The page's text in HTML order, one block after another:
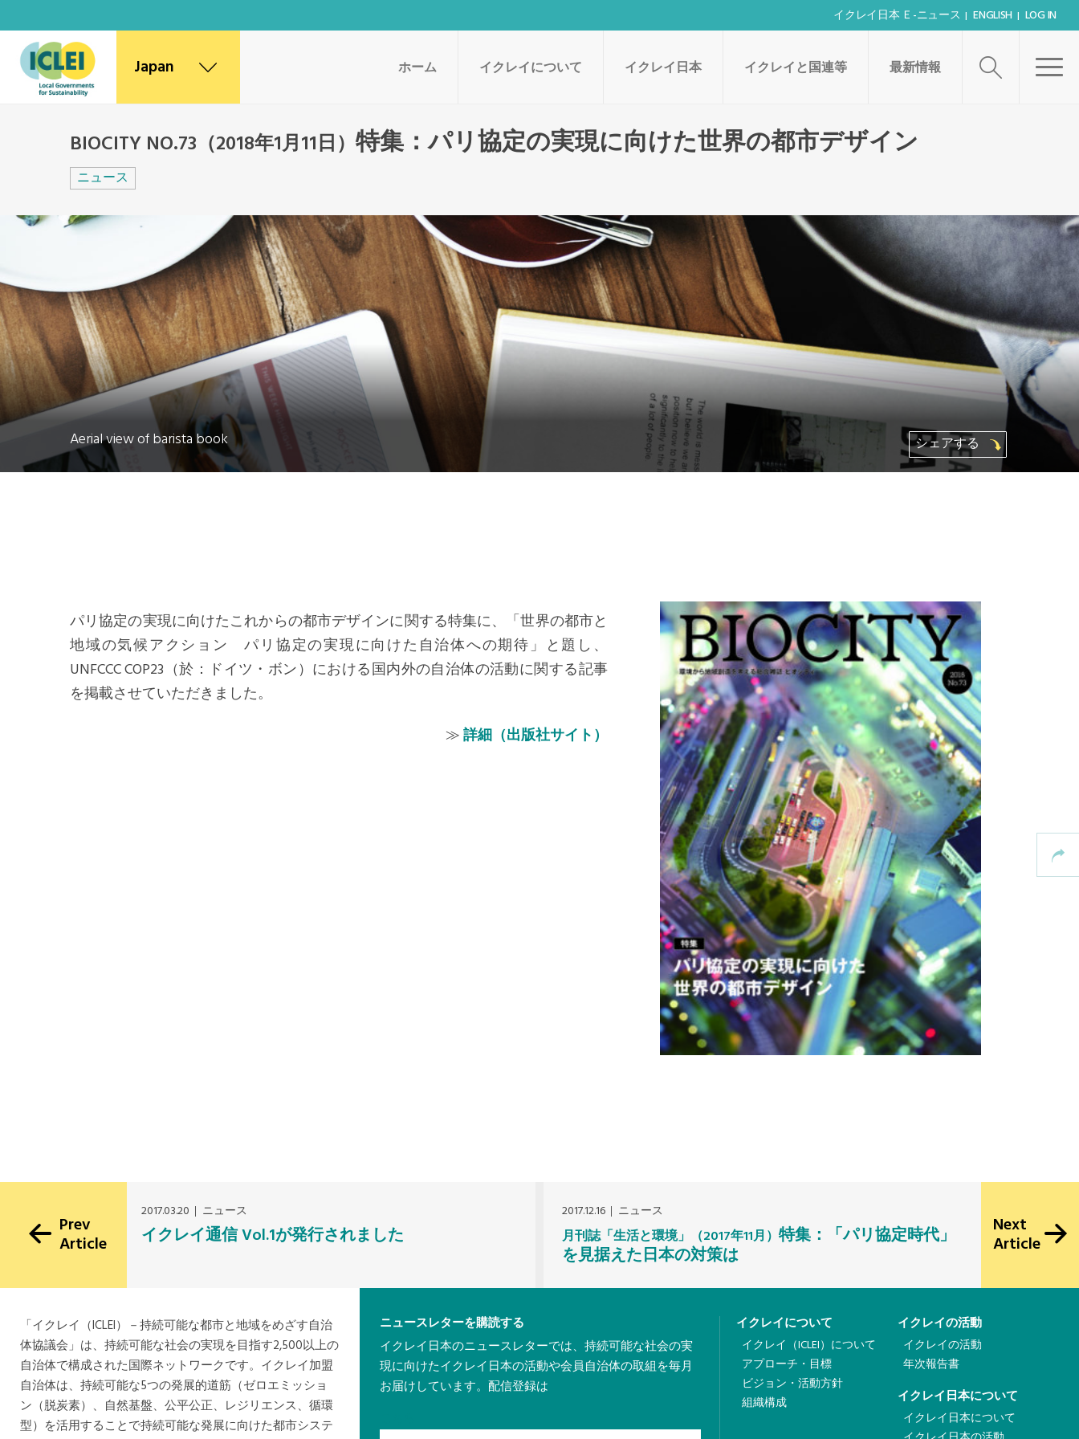
イクレイ日本 Ｅ-ニュース ENGLISH LOG IN
Japan
Africa Secretariat
Canada Office
East Asia Secretariat
Korea Office
Mexico, Central America and
Caribbean Secretariat
Southeast Asia Secretariat
South America Secretariat
USA Office
ホーム イクレイについて イクレイ日本 イクレイと国連等 最新情報
BIOCITY NO.73（2018年1月11日） 特集：パリ協定の実現に向けた世界の都市デザイン
ニュース
Aerial view of barista book シェアする
パリ協定の実現に向けたこれからの都市デザインに関する特集に、「世界の都市と
地域の気候アクション パリ協定の実現に向けた自治体への期待」と題し、
UNFCCC COP23（於：ドイツ・ボン）における国内外の自治体の活動に関する記事
を掲載させていただきました。
≫詳細（出版社サイト）
Prev
Article
2017.03.20 ニュース
イクレイ通信 Vol.1が発行されました
2017.12.16 ニュース
月刊誌「生活と環境」（2017年11月） 特集：「パリ協定時代」
を見据えた日本の対策は
Next
Article
「イクレイ（ICLEI）－持続可能な都市と地域をめざす自治
体協議会」は、持続可能な社会の実現を目指す2,500以上の
自治体で構成された国際ネットワークです。イクレイ加盟
自治体は、持続可能な5つの発展的道筋（ゼロエミッショ
ン（脱炭素）、自然基盤、公平公正、レジリエンス、循環
型）を活用することで持続可能な発展に向けた都市システ
ニュースレターを購読する
イクレイ日本のニュースレターでは、持続可能な社会の実
現に向けたイクレイ日本の活動や会員自治体の取組を毎月
お届けしています。配信登録は
イクレイについて
イクレイ（ICLEI）について
アプローチ・目標
ビジョン・活動方針
組織構成
イクレイの活動
イクレイの活動
年次報告書
イクレイ日本について
イクレイ日本について